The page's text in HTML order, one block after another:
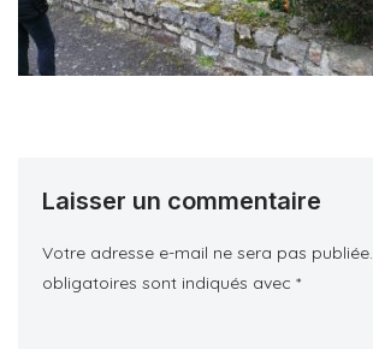
Laisser un commentaire
Votre adresse e-mail ne sera pas publiée.
obligatoires sont indiqués avec *